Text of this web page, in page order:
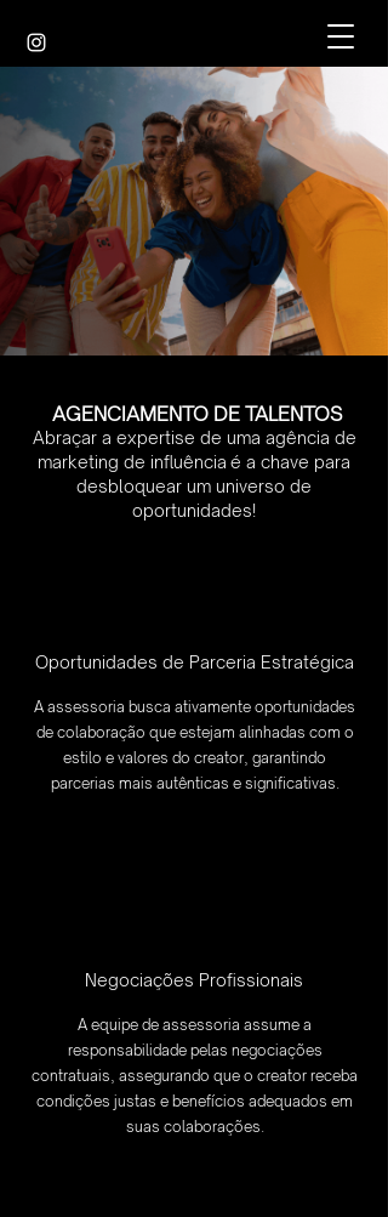
AGENCIAMENTO DE TALENTOS
Abraçar a expertise de uma agência de
marketing de influência é a chave para
desbloquear um universo de
oportunidades!
Oportunidades de Parceria Estratégica
A assessoria busca ativamente oportunidades
de colaboração que estejam alinhadas com o
estilo e valores do creator, garantindo
parcerias mais autênticas e significativas.
Negociações Profissionais
A equipe de assessoria assume a
responsabilidade pelas negociações
contratuais, assegurando que o creator receba
condições justas e benefícios adequados em
suas colaborações.